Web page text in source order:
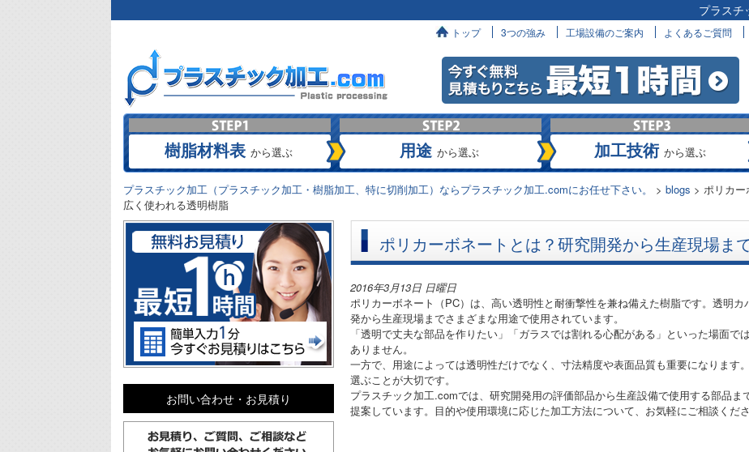
プラスチ
へ
トップ 3つの強み 工場設備のご案内 よくあるご質問
樹脂材料表 から選ぶ 用途 から選ぶ 加工技術 から選ぶ
プラスチック加工（プラスチック加工・樹脂加工、特に切削加工）ならプラスチック加工.comにお任せ下さい。 > blogs > ポリカ
広く使われる透明樹脂
ポリカーボネートとは？研究開発から生産現場ま
2016年3月13日 日曜日
ポリカーボネート（PC）は、高い透明性と耐衝撃性を兼ね備えた樹脂です。透明
発から生産現場までさまざまな用途で使用されています。
「透明で丈夫な部品を作りたい」「ガラスでは割れる心配がある」といった場面で
ありません。
一方で、用途によっては透明性だけでなく、寸法精度や表面品質も重要になります
選ぶことが大切です。
プラスチック加工.comでは、研究開発用の評価部品から生産設備で使用する部品
提案しています。目的や使用環境に応じた加工方法について、お気軽にご相談くださ
お問い合わせ・お見積り